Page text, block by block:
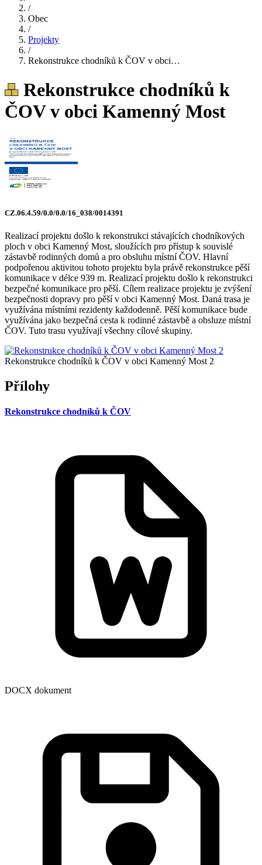
/
Obec
/
Projekty
/
Rekonstrukce chodníků k ČOV v obci…
Rekonstrukce chodníků k
ČOV v obci Kamenný Most
CZ.06.4.59/0.0/0.0/16_038/0014391
Realizací projektu došlo k rekonstrukci stávajících chodníkových
ploch v obci Kamenný Most, sloužících pro přístup k souvislé
zástavbě rodinných domů a pro obsluhu místní ČOV. Hlavní
podpořenou aktivitou tohoto projektu byla právě rekonstrukce pěší
komunikace v délce 939 m. Realizací projektu došlo k rekonstrukci
bezpečné komunikace pro pěší. Cílem realizace projektu je zvýšení
bezpečnosti dopravy pro pěší v obci Kamenný Most. Daná trasa je
využívána místními rezidenty každodenně. Pěší komunikace bude
využívána jako bezpečná cesta k rodinné zástavbě a obsluze místní
ČOV. Tuto trasu využívají všechny cílové skupiny.
Rekonstrukce chodníků k ČOV v obci Kamenný Most 2
Přílohy
Rekonstrukce chodníků k ČOV
DOCX dokument